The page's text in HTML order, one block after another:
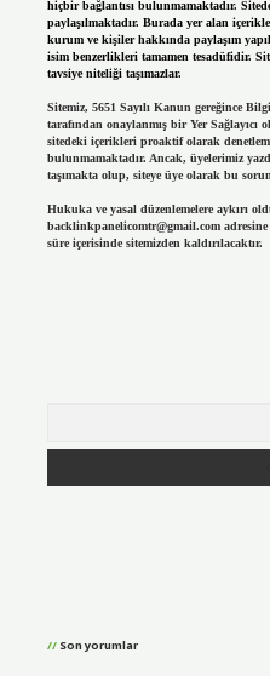
hiçbir bağlantısı bulunmamaktadır.
paylaşılmaktadır. Burada yer alan
kurum ve kişiler hakkında paylaşım
isim benzerlikleri tamamen tesadüfidir.
tavsiye niteliği taşımazlar.
Sitemiz, 5651 Sayılı Kanun gereğince
tarafından onaylanmış bir Yer Sağlayıcı
sitedeki içerikleri proaktif olarak
bulunmamaktadır. Ancak, üyelerimiz
taşımakta olup, siteye üye olarak bu
Hukuka ve yasal düzenlemelere aykırı
backlinkpanelicomtr@gmail.com
süre içerisinde sitemizden kaldırılacaktır.
Son yorumlar